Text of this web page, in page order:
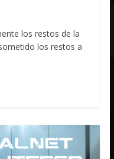
los restos de la
los restos a